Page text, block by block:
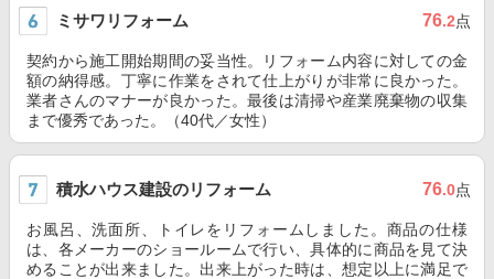
ミサワリフォーム 76.2点
契約から施工開始期間の妥当性。リフォーム内容に対しての金
額の納得感。丁寧に作業をされて仕上がりが非常に良かった。
業者さんのマナーが良かった。最後は清掃や産業廃棄物の収集
まで優秀であった。（40代／女性）
積水ハウス建設のリフォーム 76.0点
お風呂、洗面所、トイレをリフォームしました。商品の仕様
は、各メーカーのショールームで行い、具体的に商品を見て決
めることが出来ました。出来上がった時は、想定以上に満足で